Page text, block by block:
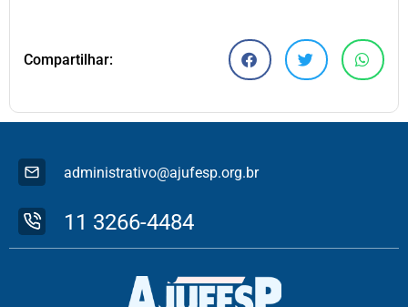
Compartilhar:
administrativo@ajufesp.org.br
11 3266-4484